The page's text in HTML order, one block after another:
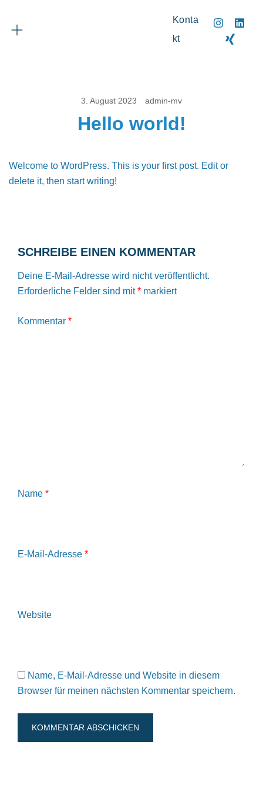
Inhalt
springen
Konta
Kt
3. August 2023 admin-mv
Hello world!
Welcome to WordPress. This is your first post. Edit or
delete it, then start writing!
SCHREIBE EINEN KOMMENTAR
Deine E-Mail-Adresse wird nicht veröffentlicht.
Erforderliche Felder sind mit* markiert
Kommentar *
Name *
E-Mail-Adresse *
Website
Name, E-Mail-Adresse und Website in diesem
Browser für meinen nächsten Kommentar speichern.